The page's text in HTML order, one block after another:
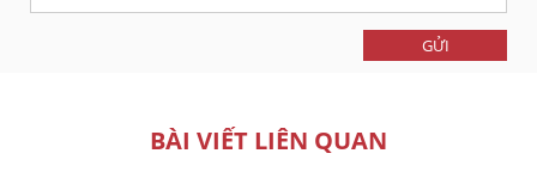
GỬI
BÀI VIẾT LIÊN QUAN